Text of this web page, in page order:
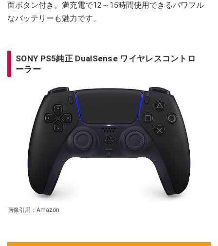
面ボタン付き。満充電で12～15時間使用できるパワフル
なバッテリーも魅力です。
SONY PS5純正 DualSense ワイヤレスコントロ
ーラー
画像引用：Amazon